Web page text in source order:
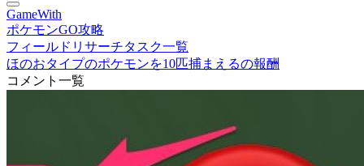
GameWith
ポケモンGO攻略
フィールドリサーチタスク一覧
ほのおタイプのポケモンを10匹捕まえるの報酬
コメント一覧